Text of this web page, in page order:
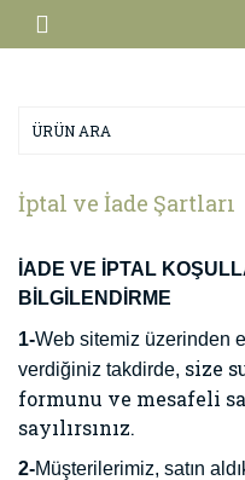
İptal ve İade Şartları
İADE VE İPTAL
BİLGİLENDİRME
1-Web sitemiz üzerinden
verdiğiniz takdirde, size
formunu ve mesafeli
sayılırsınız.
2-Müşterilerimiz, satın